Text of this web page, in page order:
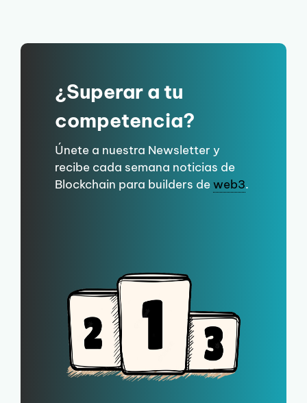
¿Superar a tu
competencia?
Únete a nuestra Newsletter y
recibe cada semana noticias de
Blockchain para builders deweb3.